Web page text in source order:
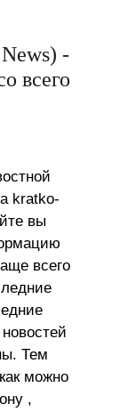
-
всего
kratko-
вы
всего
Тем
можно
,